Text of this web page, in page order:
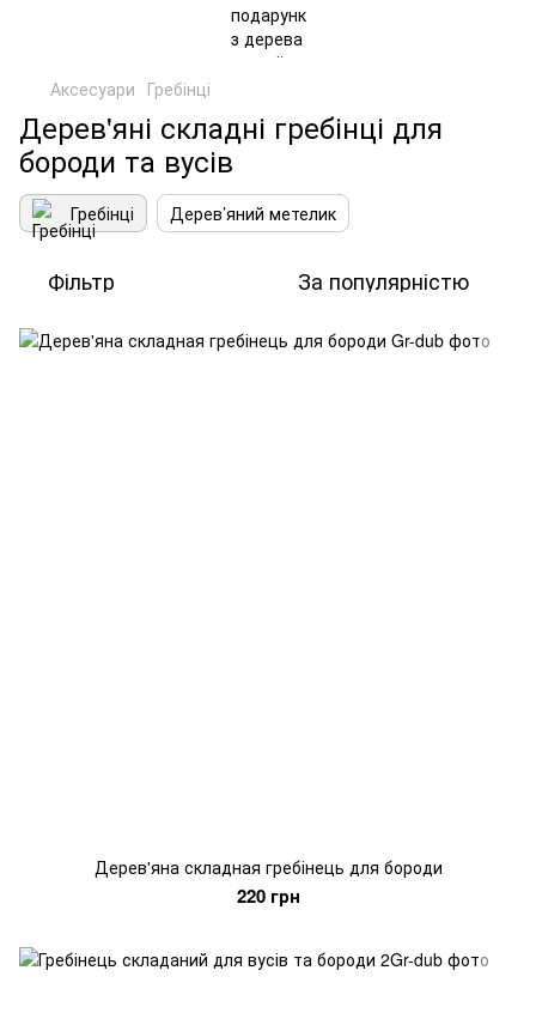
Аксесуари Гребінці
Дерев'яні складні гребінці для
бороди та вусів
Гребінці Дерев’яний метелик
Фільтр За популярністю
Дерев'яна складная гребінець для бороди
220 грн